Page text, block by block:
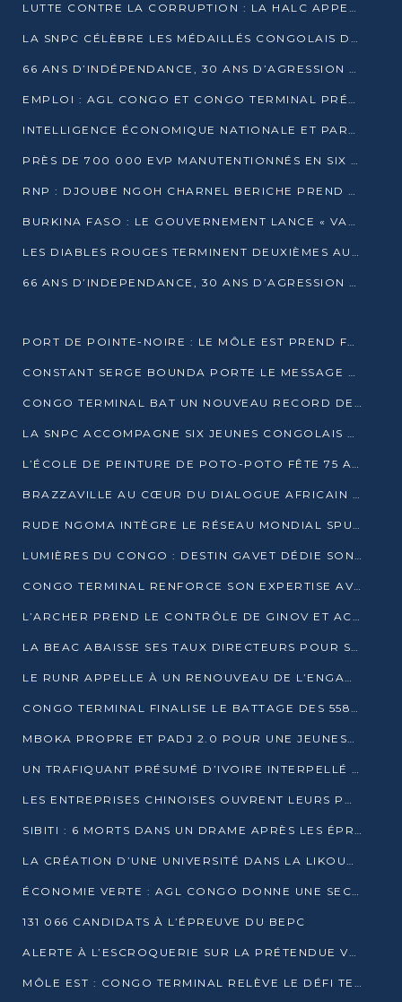
LUTTE CONTRE LA CORRUPTION : LA HALC APPELLE À PASSER DES DISCOURS AUX ACTES
LA SNPC CÉLÈBRE LES MÉDAILLÉS CONGOLAIS DES OLYMPIADES PANAFRICAINES DE MATHÉMATIQUES 2026
66 ANS D’INDÉPENDANCE, 30 ANS D’AGRESSION RWANDAISE : 4 PRÉSIDENCES, UN ÉCHEC COLLECTIF
EMPLOI : AGL CONGO ET CONGO TERMINAL PRÉSÉLECTIONNENT PLUS DE 70 JEUNES À POINTE-NOIRE
INTELLIGENCE ÉCONOMIQUE NATIONALE ET PARTENARIATS INTERNATIONAUX : VERS UNE DOCTRINE SOUVERAINE DE SÉCURITÉ ÉCONOMIQUE
PRÈS DE 700 000 EVP MANUTENTIONNÉS EN SIX MOIS PAR CONGO TERMINAL
RNP : DJOUBE NGOH CHARNEL BERICHE PREND LES RÊNES DU PARTI
BURKINA FASO : LE GOUVERNEMENT LANCE « VACANCES UTILES 2026 » POUR FORMER LES ÉLÈVES À 15 MÉTIERS
LES DIABLES ROUGES TERMINENT DEUXIÈMES AU CHAMPIONNAT D’AFRIQUE ZONE 3
66 ANS D’INDEPENDANCE, 30 ANS D’AGRESSION RWAN DAISE : 4 PRESIDENCES, UN ECHEC COLLECTIF
PORT DE POINTE-NOIRE : LE MÔLE EST PREND FORME ET VISE LES GÉANTS DES MERS
CONSTANT SERGE BOUNDA PORTE LE MESSAGE DE COMPASSION DE DENIS SASSOU NGUESSO EN IRAN
CONGO TERMINAL BAT UN NOUVEAU RECORD DE PRODUCTIVITÉ AU PORT DE POINTE-NOIRE
LA SNPC ACCOMPAGNE SIX JEUNES CONGOLAIS AUX OLYMPIADES PANAFRICAINES DE MATHÉMATIQUES
L’ÉCOLE DE PEINTURE DE POTO-POTO FÊTE 75 ANS AU SERVICE DE L’ART CONGOLAIS
BRAZZAVILLE AU CŒUR DU DIALOGUE AFRICAIN SUR LES OBJECTIFS DE DÉVELOPPEMENT DURABLE
RUDE NGOMA INTÈGRE LE RÉSEAU MONDIAL SPUTNIK PRO APRÈS UNE FORMATION À MOSCOU
LUMIÈRES DU CONGO : DESTIN GAVET DÉDIE SON PRIX À L’UNITÉ NATIONALE ET À LA JEUNESSE
CONGO TERMINAL RENFORCE SON EXPERTISE AVEC NEUF NOUVEAUX FORMATEURS EN ENGINS PORTUAIRES
L’ARCHER PREND LE CONTRÔLE DE GINOV ET ACCÉLÈRE SON VIRAGE NUMÉRIQUE
LA BEAC ABAISSE SES TAUX DIRECTEURS POUR SOUTENIR LA CROISSANCE EN ZONE CEMAC
LE RUNR APPELLE À UN RENOUVEAU DE L’ENGAGEMENT MILITANT
CONGO TERMINAL FINALISE LE BATTAGE DES 558 PIEUX DU FUTUR QUAI DU MÔLE EST
MBOKA PROPRE ET PADJ 2.0 POUR UNE JEUNESSE PLUS AUTONOME
UN TRAFIQUANT PRÉSUMÉ D’IVOIRE INTERPELLÉ À DOLISIE
LES ENTREPRISES CHINOISES OUVRENT LEURS PORTES AUX JEUNES DIPLÔMÉS
SIBITI : 6 MORTS DANS UN DRAME APRÈS LES ÉPREUVES DU BEPC
LA CRÉATION D’UNE UNIVERSITÉ DANS LA LIKOUALA AU CŒUR D’UNE RÉFLEXION NATIONALE
ÉCONOMIE VERTE : AGL CONGO DONNE UNE SECONDE VIE À SES DÉCHETS INDUSTRIELS
131 066 CANDIDATS À L’ÉPREUVE DU BEPC
ALERTE À L’ESCROQUERIE SUR LA PRÉTENDUE VENTE DE PARCELLES AFAT
MÔLE EST : CONGO TERMINAL RELÈVE LE DÉFI TECHNIQUE DES SABLES BITUMINEUX